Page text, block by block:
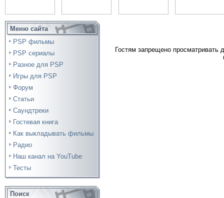
Меню сайта
PSP фильмы
PSP сериалы
Разное для PSP
Игры для PSP
Форум
Статьи
Саундтреки
Гостевая книга
Как выкладывать фильмы
Радио
Наш канал на YouTube
Тесты
Поиск
Гостям запрещено просматривать